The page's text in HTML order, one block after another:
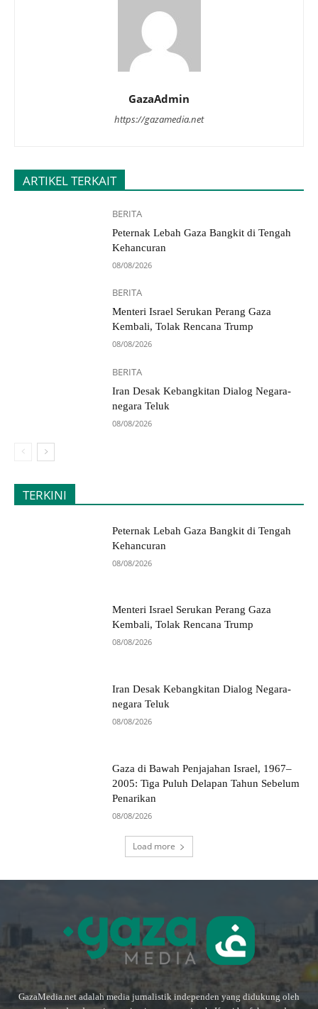
GazaAdmin
https://gazamedia.net
ARTIKEL TERKAIT
BERITA
Peternak Lebah Gaza Bangkit di Tengah
Kehancuran
08/08/2026
BERITA
Menteri Israel Serukan Perang Gaza
Kembali, Tolak Rencana Trump
08/08/2026
BERITA
Iran Desak Kebangkitan Dialog Negara-
negara Teluk
08/08/2026
TERKINI
Peternak Lebah Gaza Bangkit di Tengah
Kehancuran
08/08/2026
Menteri Israel Serukan Perang Gaza
Kembali, Tolak Rencana Trump
08/08/2026
Iran Desak Kebangkitan Dialog Negara-
negara Teluk
08/08/2026
Gaza di Bawah Penjajahan Israel, 1967–
2005: Tiga Puluh Delapan Tahun Sebelum
Penarikan
08/08/2026
Load more
GazaMedia.net adalah media jurnalistik independen yang didukung oleh